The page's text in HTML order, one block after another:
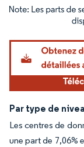
Image © Mordor
Par type de
Les centres de
une part de 7,06%